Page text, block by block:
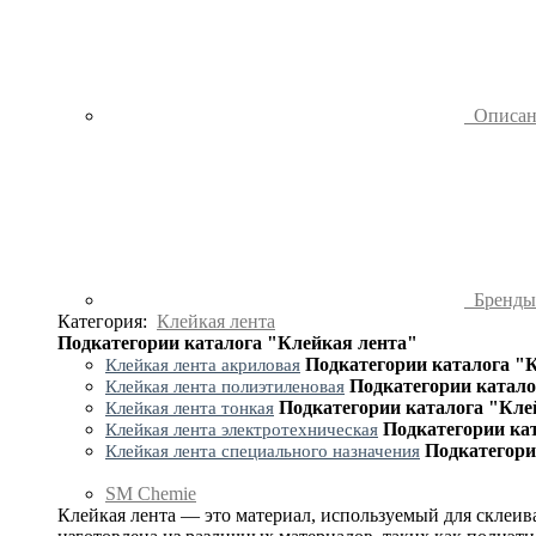
Бренды
Категория: Клейкая лента
Подкатегории каталога "Клейкая лента"
Клейкая лента акриловая Подкатегории каталога
Клейкая лента полиэтиленовая Подкатегории
Клейкая лента тонкая Подкатегории каталога
Клейкая лента электротехническая Подкатегории
Клейкая лента специального назначения
SM Chemie
Клейкая лента — это материал, используемый для